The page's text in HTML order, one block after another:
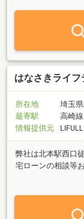
はなさきライ
所在地
埼玉
最寄駅
高崎
情報提供元
弊社は北本駅西口
宅ローンの相談等
もちろん大丈夫で